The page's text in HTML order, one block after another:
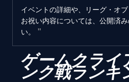
イベントの詳細や、リーグ・オ
お祝い内容については、公開済
い。
ゲームクライ
ンク戦ランキ